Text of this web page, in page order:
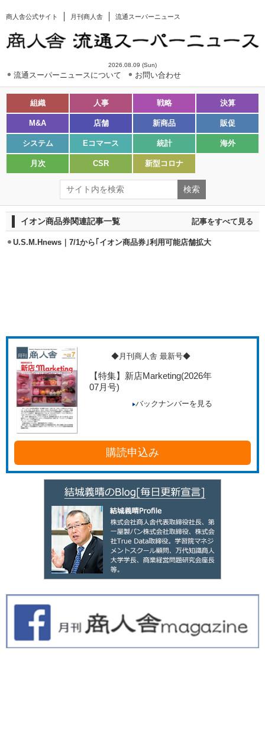
商人舎公式サイト 月刊商人舎 流通スーパーニュース
2026.08.09 (Sun)
流通スーパーニュースについて お問い合わせ
組織 人事 戦略 決算
M&A 店舗 新商品 販促
システム Eコマース 統計 海外
月次 CSR 新型コロナ
イオン商品券関連記事一覧 記事をすべて見る
U.S.M.Hnews｜7/1から｢イオン商品券｣利用可能店舗拡大
◆月刊商人舎 最新号◆
【特集】新店Marketing(2026年
07月号)
バックナンバーを見る
購読申込み